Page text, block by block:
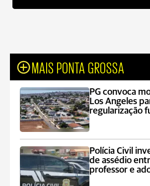
MAIS PONTA GROSSA
PG convoca
Los Angeles
regularização
Polícia Civil
de assédio
professor e